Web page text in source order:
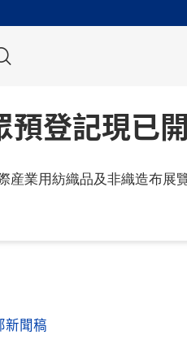
搜
預登記現已
産業用紡織品及非織造布展
新聞稿